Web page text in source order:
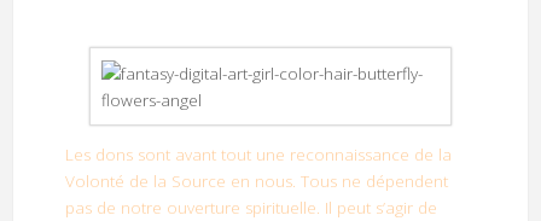
Les dons sont avant tout une reconnaissance de la
Volonté de la Source en nous. Tous ne dépendent
pas de notre ouverture spirituelle. Il peut s’agir de